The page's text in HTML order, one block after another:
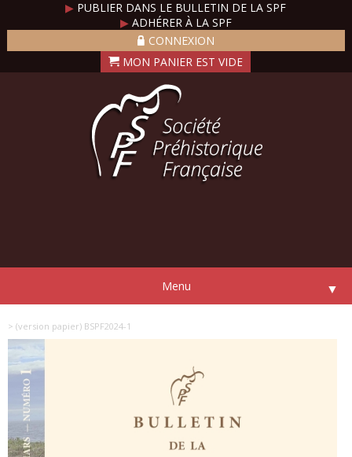
▶ PUBLIER DANS LE BULLETIN DE LA SPF
▶ADHÉRER À LA SPF
CONNEXION
Menu ▼
> (version papier) BSPF2024-1